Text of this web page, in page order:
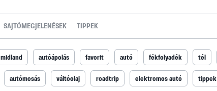
SAJTÓMEGJELENÉSEK TIPPEK
midland autóápolás favorit autó fékfolyadék tél
autómosás váltóolaj roadtrip elektromos autó tippek